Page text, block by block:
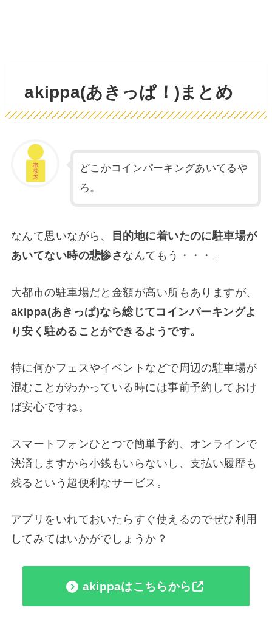
akippa(あきっぱ！)まとめ
どこかコインパーキングあいてるや
ろ。
なんて思いながら、
目的地に着いたのに駐車場が
あいてない時の悲惨さ なんてもう・・・。
大都市の駐車場だと金額が高い所もありますが、
akippa(あきっぱ)なら総じてコインパーキングよ
り安く駐めることができるようです。
特に何かフェスやイベントなどで周辺の駐車場が
混むことがわかっている時には事前予約しておけ
ば安心ですね。
スマートフォンひとつで簡単予約、オンラインで
決済しますから小銭もいらないし、支払い履歴も
残るという超便利なサービス。
アプリをいれておいたらすぐ使えるのでぜひ利用
してみてはいかがでしょうか？
akippaはこちらから